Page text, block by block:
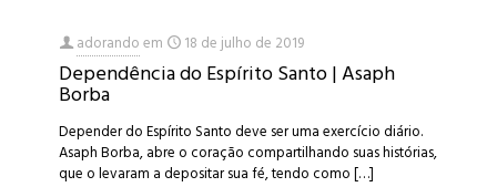
adorandoem 18 de julho de 2019
Dependência do Espírito Santo | Asaph
Borba
Depender do Espírito Santo deve ser uma exercício diário.
Asaph Borba, abre o coração compartilhando suas histórias,
que o levaram a depositar sua fé, tendo como[…]